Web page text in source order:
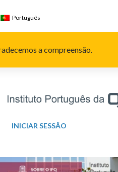
to
Português
a compreensão.
INICIAR SESSÃO